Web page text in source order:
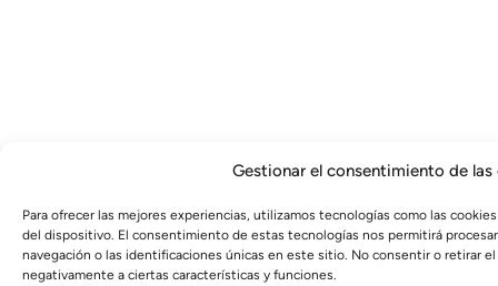
Gestionar el consentimiento de las
Para ofrecer las mejores experiencias, utilizamos tecnologías como las
del dispositivo. El consentimiento de estas tecnologías nos permitirá
navegación o las identificaciones únicas en este sitio. No consentir o retirar
negativamente a ciertas características y funciones.